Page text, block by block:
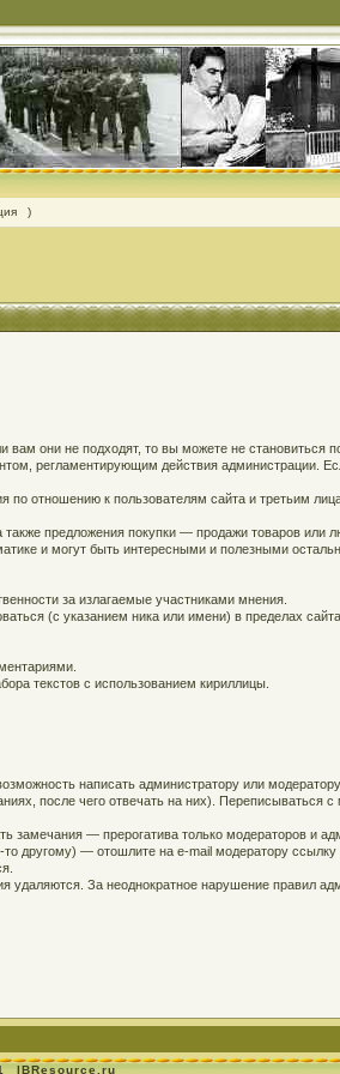
)
они не подходят, то вы можете не становиться
регламентирующим действия администрации.
отношению к пользователям сайта и третьим
предложения покупки — продажи товаров или
и могут быть интересными и полезными
за излагаемые участниками мнения.
(с указанием ника или имени) в пределах
текстов с использованием кириллицы.
написать администратору или модератору
после чего отвечать на них). Переписываться
замечания — прерогатива только модераторов и
другому) — отошлите на e-mail модератору
За неоднократное нарушение правил
IBResource.ru